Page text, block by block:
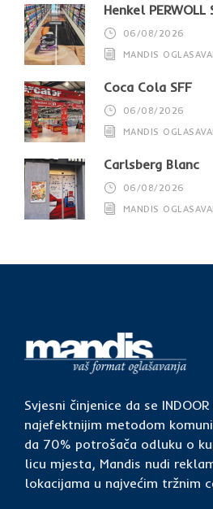
Henkel PERWOLL
06/08/2026
MANDIS
Coca Cola SFF
06/08/2026
MANDIS
Carlsberg Blanc
06/08/2026
MANDIS
Svjesni činjenice da se
najefektnijim metodom
da 70% potrošača odluku o
licu mjesta, Mandis nudi
lokacijama u najvećim tržnim